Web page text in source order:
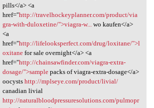
pills</a> <a
href="http://travelhockeyplanner.com/product/via
gra-with-duloxetine/">viagra-w...
wo kaufen</a>
<a
href="http://lifelooksperfect.com/drug/loxitane/">l
oxitanefor sale overnight</a> <a
href="http://chainsawfinder.com/viagra-extra-
dosage/">samplepacks of viagra-extra-dosage</a>
oocysts http://mplseye.com/product/livial/
canadian livial
http://naturalbloodpressuresolutions.com/pulmopr